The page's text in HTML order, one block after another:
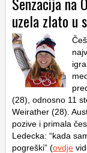
uzela zlato u
(28), odnosno 11
Weirather (28).
pozive i primala
Ledecka: “kada
pogreški” (ovdje